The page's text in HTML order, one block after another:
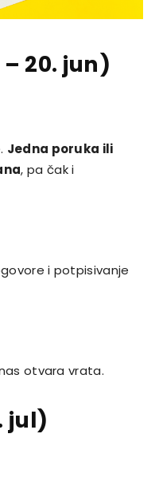
20. jun)
Jedna poruka ili
, pa čak i
i potpisivanje
otvara vrata.
jul)